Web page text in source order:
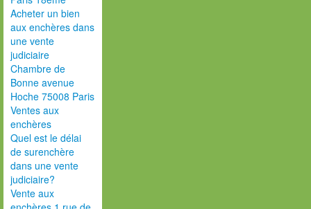
Acheter un bien
aux enchères dans
une vente
judiciaire
Chambre de
Bonne avenue
Hoche 75008 Paris
Ventes aux
enchères
Quel est le délai
de surenchère
dans une vente
judiciaire?
Vente aux